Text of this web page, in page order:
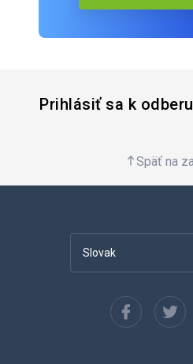
Prihlásiť sa k
Späť na
Slovak
Français